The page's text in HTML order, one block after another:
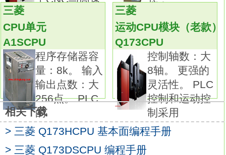
在一个插槽中使用3相3线式产品最多可测量4
个电路，
使用3相4线式产品最多可测量3个电路，
因此通过多电路型产品可在较小空间中实施电
能测量。
例如，可使用一个模块测量来自控制面板干线
的其他负载。
此外，可使用GX Works2 （ 1.90U版和更高版
本），轻松地设置参数。输入点数：伺服外部
信号32点，8轴。
输入方式：源型/漏型。
三菱
CPU单元
A1SCPU
程序存储器容
量：8k。 输入
输出点数：大
256点。 PLC
的
三菱
运动CPU模块（老款）
Q173CPU
控制轴数：大
8轴。 更强的
灵活性。 PLC
控制和运动控
制采用
相关下载
> 三菱 Q173HCPU 基本面编程手册
> 三菱 Q173DSCPU 编程手册